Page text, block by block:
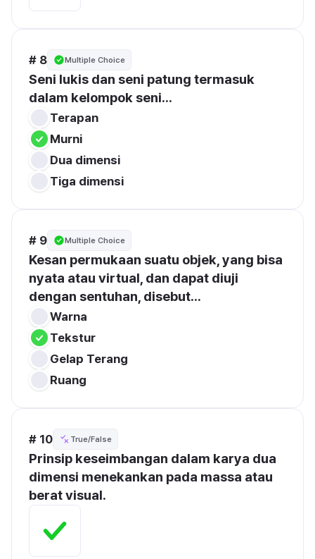
# 8 Multiple Choice
Seni lukis dan seni patung termasuk
dalam kelompok seni...
Terapan
Murni
Dua dimensi
Tiga dimensi
# 9 Multiple Choice
Kesan permukaan suatu objek, yang bisa
nyata atau virtual, dan dapat diuji
dengan sentuhan, disebut...
Warna
Tekstur
Gelap Terang
Ruang
# 10 True/False
Prinsip keseimbangan dalam karya dua
dimensi menekankan pada massa atau
berat visual.